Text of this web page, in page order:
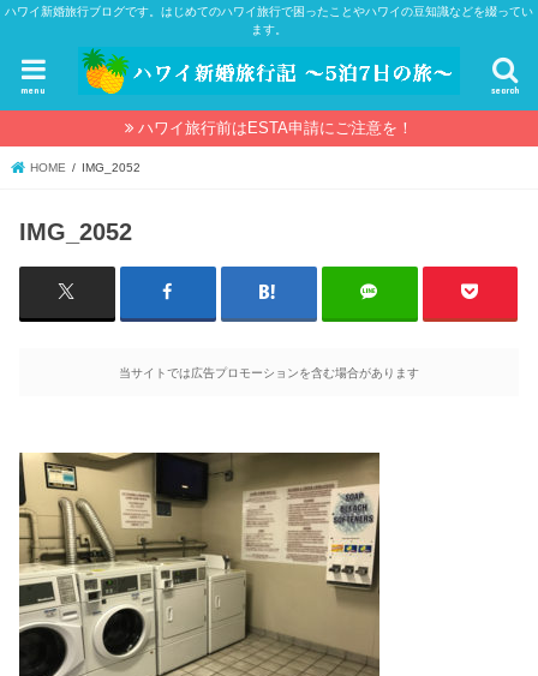
ハワイ新婚旅行ブログです。はじめてのハワイ旅行で困ったことやハワイの豆知識などを綴ってい
ます。
search
menu
ハワイ旅行前はESTA申請にご注意を！
HOME IMG_2052
IMG_2052
当サイトでは広告プロモーションを含む場合があります